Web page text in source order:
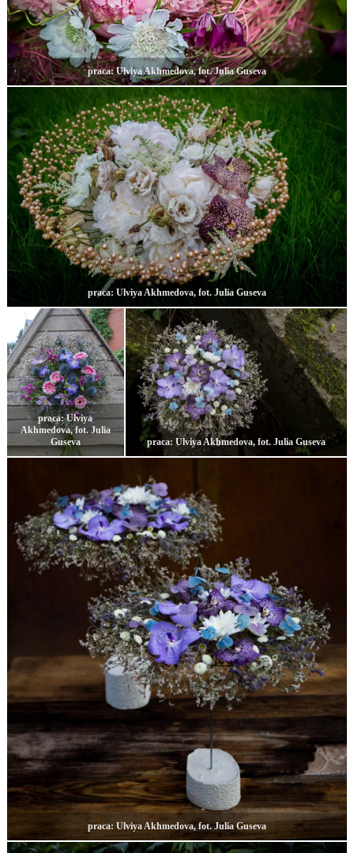
praca: Ulviya Akhmedova, fot. Julia Guseva
praca: Ulviya Akhmedova, fot. Julia Guseva
praca: Ulviya
Akhmedova, fot. Julia
Guseva
praca: Ulviya Akhmedova, fot. Julia Guseva
praca: Ulviya Akhmedova, fot. Julia Guseva